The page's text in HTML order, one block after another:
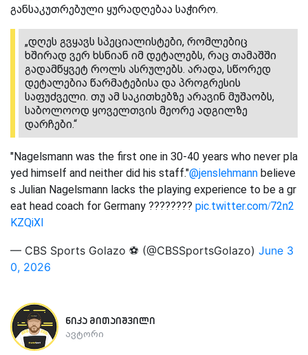
განსაკუთრებული ყურადღებაა საჭირო.
„დღეს გვყავს სპეციალისტები, რომლებიც
ხშირად ვერ ხსნიან იმ დეტალებს, რაც თამაშში
გადამწყვეტ როლს ასრულებს. არადა, სწორედ
დეტალებია წარმატებისა და პროგრესის
საფუძველი. თუ ამ საკითხებზე არავინ მუშაობს,
საბოლოოდ ყოველთვის მეორე ადგილზე
დარჩები.“
"Nagelsmann was the first one in 30-40 years who never pla
yed himself and neither did his staff."@jenslehmann believe
s Julian Nagelsmann lacks the playing experience to be a gr
eat head coach for Germany ???????? pic.twitter.com/72n2
KZQiXl
— CBS Sports Golazo ⚽️ (@CBSSportsGolazo) June 3
0, 2026
ნიკა მითაიშვილი
ავტორი